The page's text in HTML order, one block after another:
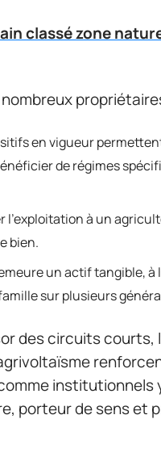
classé zone
en vigueur
de régimes
l’exploitation à un
bien.
un actif tangible,
sur plusieurs
des circuits
institutionnels
porteur de sens et